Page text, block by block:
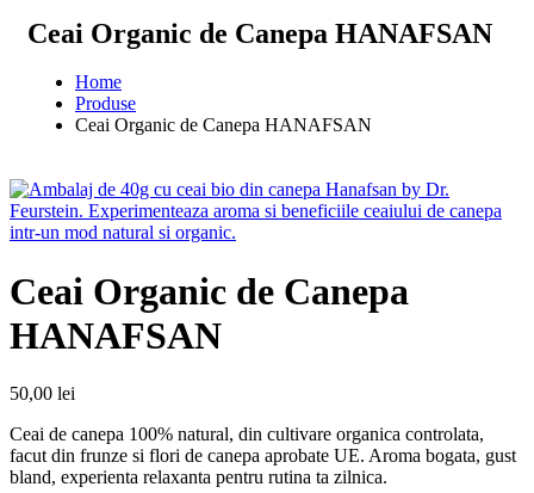
Ceai Organic de Canepa HANAFSAN
Home
Produse
Ceai Organic de Canepa HANAFSAN
Ceai Organic de Canepa
HANAFSAN
50,00 lei
Ceai de canepa 100% natural, din cultivare organica controlata,
facut din frunze si flori de canepa aprobate UE. Aroma bogata, gust
bland, experienta relaxanta pentru rutina ta zilnica.